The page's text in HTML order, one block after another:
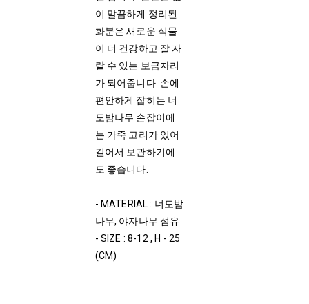
이 말끔하게 정리된
화분은 새로운 식물
이 더 건강하고 잘 자
랄 수 있는 보금자리
가 되어줍니다. 손에
편안하게 잡히는 너
도밤나무 손잡이에
는 가죽 고리가 있어
걸어서 보관하기에
도 좋습니다.
- MATERIAL : 너도밤
나무, 야자나무 섬유
- SIZE : 8-12 , H - 25
(CM)